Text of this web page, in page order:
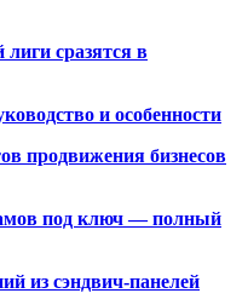
сразятся в
и особенности
продвижения бизнесов
под ключ — полный
из сэндвич-панелей